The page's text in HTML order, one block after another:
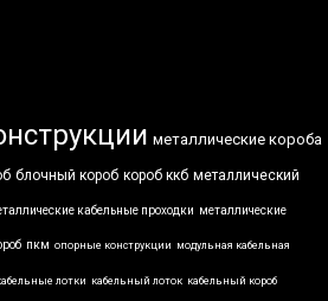
металлические короба
блочный короб короб ккб металлический
кабельные проходки металлические
пкм опорные конструкции модульная кабельная
лотки кабельный лоток кабельный короб